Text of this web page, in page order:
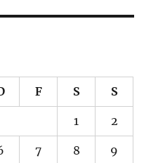
F S S
1 2
7 8 9